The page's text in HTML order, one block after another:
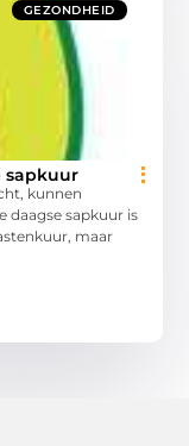
GEZONDHEID
sapkuur
kunnen
daagse sapkuur is
maar